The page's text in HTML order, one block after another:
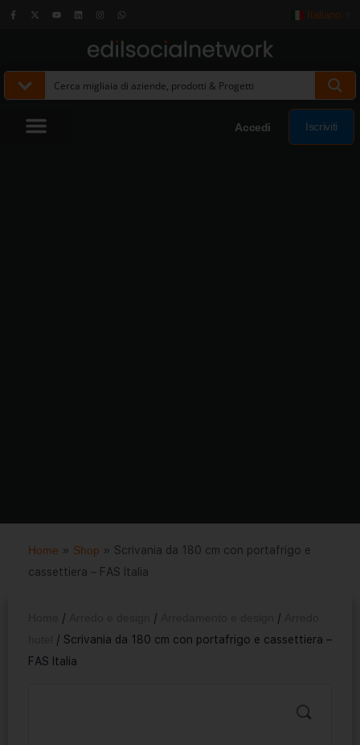
Italiano
Accedi Iscriviti
Home » Shop » Scrivania da 180 cm con portafrigo e
cassettiera – FAS Italia
/ / /
/ Scrivania da 180 cm con portafrigo e cassettiera –
FAS Italia